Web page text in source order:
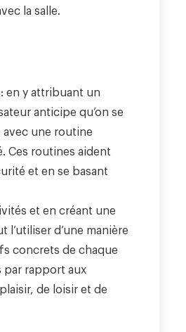
la salle.
en y attribuant un
anticipe qu’on se
avec une routine
Ces routines aident
et en se basant
et en créant une
d’une manière
concrets de chaque
par rapport aux
de loisir et de